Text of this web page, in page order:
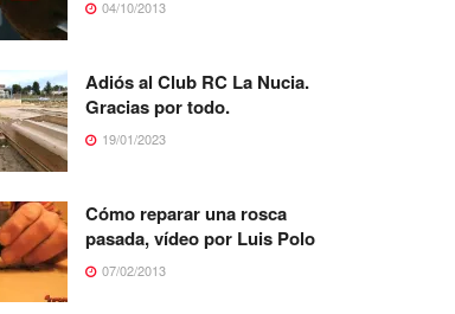
04/10/2013
Adiós al Club RC La Nucia.
Gracias por todo.
19/01/2023
Cómo reparar una rosca
pasada, vídeo por Luis Polo
07/02/2013